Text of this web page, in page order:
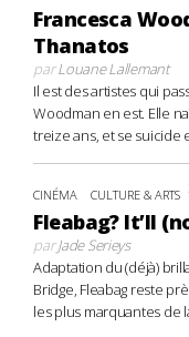
Francesca
Thanatos
parLouane Lallemant
Il est des artistes qui
Woodman en est. Elle
treize ans, et se suicide
CINÉMA CULTURE & ARTS
Fleabag? It’ll
parJade Serieys
Adaptation du (déjà)
Bridge, Fleabag reste
les plus marquantes de